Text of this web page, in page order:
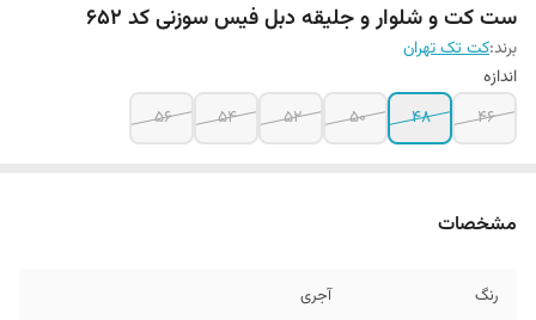
ست کت و شلوار و جلیقه دبل فیس سوزنی کد ۶۵۲
برند:کت تک تهران
اندازه
46
48
50
52
54 ۵۶
مشخصات
رنگ آجری